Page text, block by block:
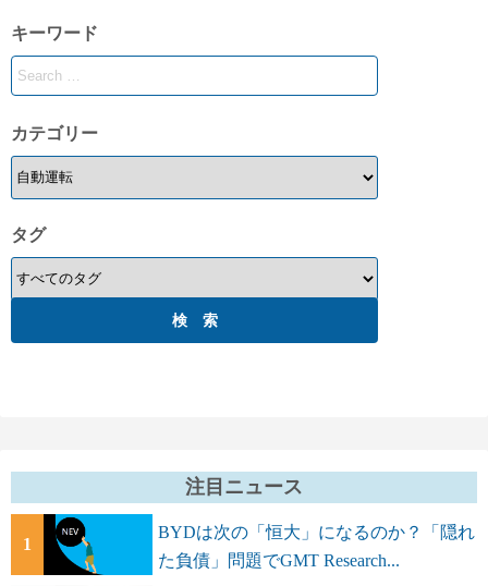
キーワード
カテゴリー
タグ
注目ニュース
1
BYDは次の「恒大」になるのか？「隠れ
た負債」問題でGMT Research...